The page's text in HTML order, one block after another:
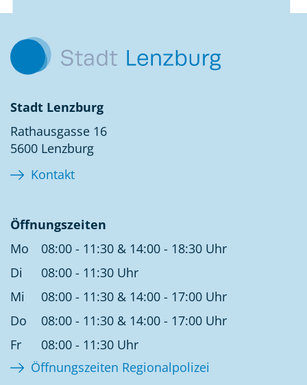
Stadt Lenzburg
Rathausgasse 16
5600 Lenzburg
Kontakt
Öffnungszeiten
Mo
08:00 - 11:30 & 14:00 - 18:30 Uhr
Di
08:00 - 11:30 Uhr
Mi
08:00 - 11:30 & 14:00 - 17:00 Uhr
Do
08:00 - 11:30 & 14:00 - 17:00 Uhr
Fr
08:00 - 11:30 Uhr
Öffnungszeiten Regionalpolizei